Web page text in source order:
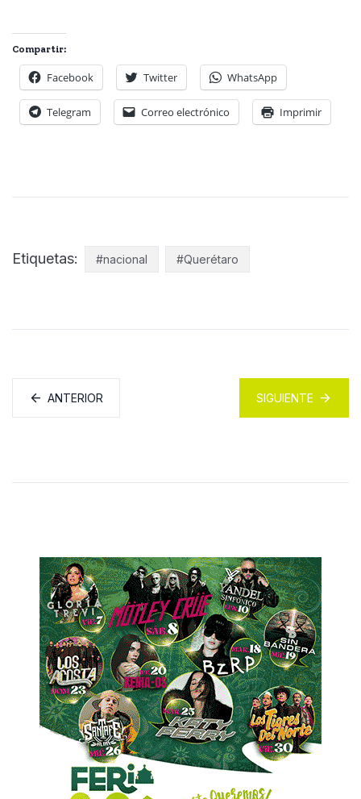
Compartir:
Facebook Twitter WhatsApp
Telegram Correo electrónico Imprimir
Etiquetas: #nacional #Querétaro
ANTERIOR SIGUIENTE